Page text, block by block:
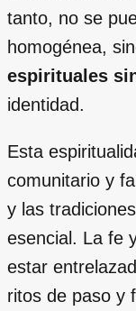
tanto, no se
homogénea,
espirituales
identidad.
Esta
comunitario y
y las
esencial. La fe
estar
ritos de paso y